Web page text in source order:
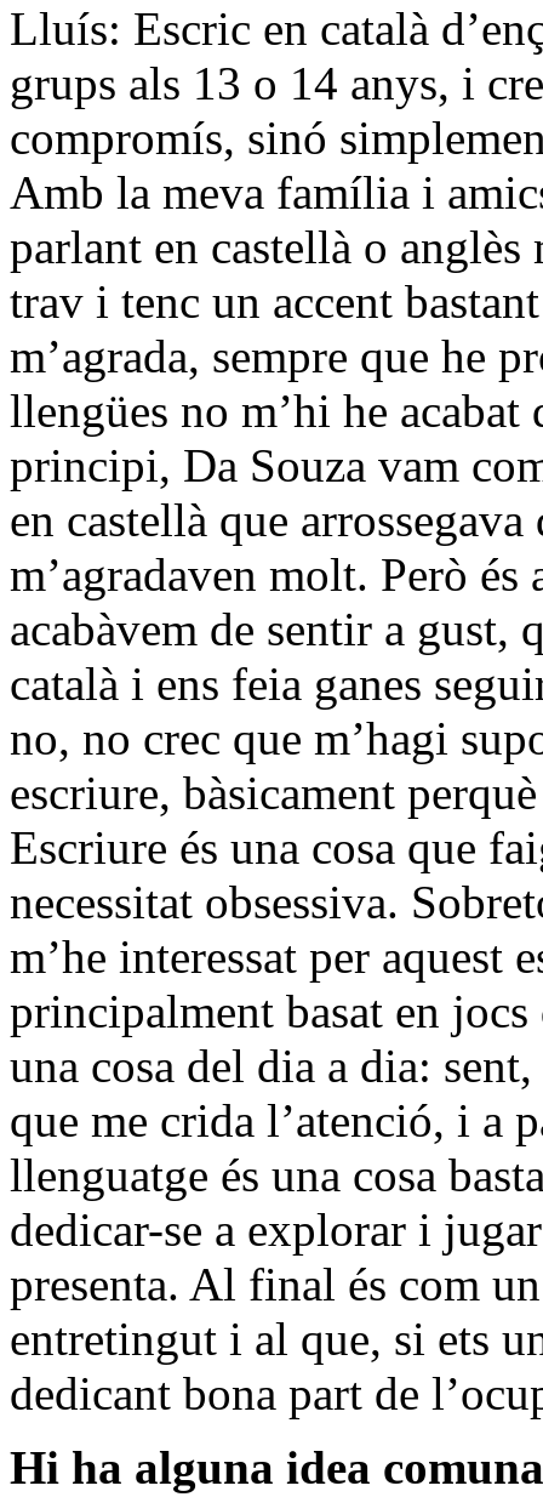
Lluís: Escric en català
grups als 13 o 14 anys, i
compromís, sinó
Amb la meva família i
parlant en castellà o
trav i tenc un accent
m’agrada, sempre que he
llengües no m’hi he
principi, Da Souza vam
en castellà que
m’agradaven molt. Però
acabàvem de sentir a gust,
català i ens feia ganes
no, no crec que m’hagi
escriure, bàsicament
Escriure és una cosa que
necessitat obsessiva.
m’he interessat per aquest
principalment basat en
una cosa del dia a dia:
que me crida l’atenció, i a
llenguatge és una cosa
dedicar-se a explorar i
presenta. Al final és com
entretingut i al que, si ets
dedicant bona part de
Hi ha alguna idea